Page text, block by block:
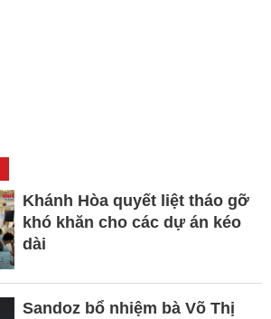
Khánh Hòa quyết liệt tháo gỡ
khó khăn cho các dự án kéo
dài
Sandoz bổ nhiệm bà Võ Thị